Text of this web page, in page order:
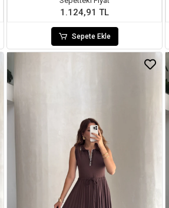
1.124,91 TL
Sepete Ekle